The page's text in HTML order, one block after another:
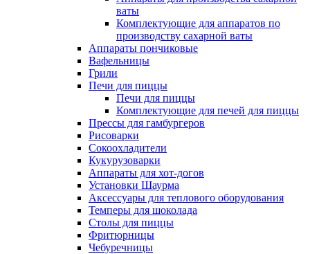
ваты
Комплектующие для аппаратов по
производству сахарной ваты
Аппараты пончиковые
Вафельницы
Грили
Печи для пиццы
Печи для пиццы
Комплектующие для печей для пиццы
Прессы для гамбургеров
Рисоварки
Сокоохладители
Кукурузоварки
Аппараты для хот-догов
Установки Шаурма
Аксессуары для теплового оборудования
Темперы для шоколада
Столы для пиццы
Фритюрницы
Чебуречницы